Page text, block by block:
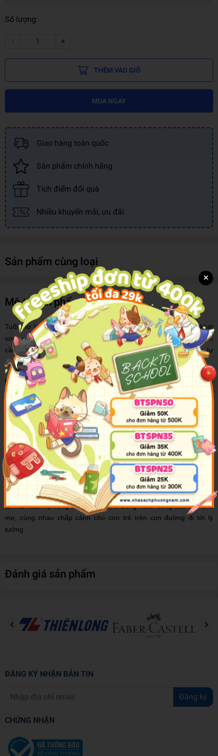
Số lượng:
- +
THÊM VÀO GIỎ
MUA NGAY
Giao hàng toàn quốc
Sản phẩm chính hãng
Tích điểm đổi quà
Nhiều khuyến mãi, ưu đãi
Sản phẩm cùng loại
Mô tả sản phẩm
Tuổi thơ là tháng ngày ngập tràn màu sắc rực rỡ, tràn đầy khát
vọng và mơ ước được bay xa, vì vậy tâm hồn non nớt của trẻ em
cần được hun đúc bởi những phẩm chất tốt đẹp, sự phấn đấu, tự
tin, kiên cường và lạc quan.
Đứa trẻ nào cũng đều thích được nghe kể chuyện, mỗi câu chuyện
lại mang những màu sắc khác nhau, các bậc cha mẹ nên dựa vào
tính cách từng trẻ để có thể giáo dục các em tốt hơn, điều đó giúp
cho nỗ lực nuôi dạy trẻ sẽ có hiệu quả hơn nhiều. Vì vậy, chúng tôi
đã vô cùng cẩn thận sưu tầm các câu chuyện hay nổi tiếng trong
và ngoài nước để soạn thành bộ sách:
Những câu chuyện dạy
trẻvề lòng tự tin; cách ứng xử; cách tư duy độc lập; phát huy trí
tưởng tượng; biết lễ phép, lịch sự. Những câu chuyện này sẽ là bạn
đồng hành cho trẻ, khiến trẻ hiểu được chân lý làm người.
Thời kỳ trưởng thành chỉ là hữu hạn, nhưng ký ức thì có thể đi theo
ta mãi mãi. Hy vọng bộ sách có thể đồng hành cùng các bậc cha
mẹ, cùng nhau chắp cánh cho con trẻ trên con đường đi tới lý
tưởng.
Đánh giá sản phẩm
ĐĂNG KÝ NHẬN BẢN TIN
Đăng ký
CHỨNG NHẬN
×